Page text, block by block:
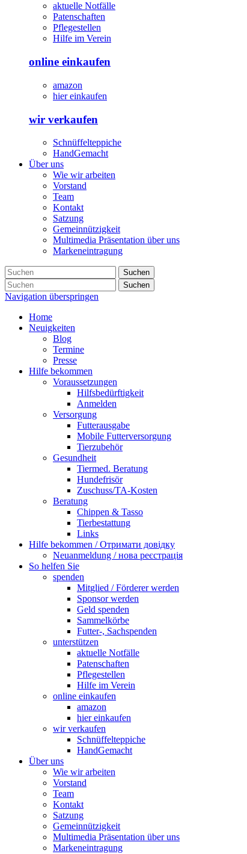
aktuelle Notfälle
Patenschaften
Pflegestellen
Hilfe im Verein
online einkaufen
amazon
hier einkaufen
wir verkaufen
Schnüffelteppiche
HandGemacht
Über uns
Wie wir arbeiten
Vorstand
Team
Kontakt
Satzung
Gemeinnützigkeit
Multimedia Präsentation über uns
Markeneintragung
Suchen
Suchen
Navigation überspringen
Home
Neuigkeiten
Blog
Termine
Presse
Hilfe bekommen
Voraussetzungen
Hilfsbedürftigkeit
Anmelden
Versorgung
Futterausgabe
Mobile Futterversorgung
Tierzubehör
Gesundheit
Tiermed. Beratung
Hundefrisör
Zuschuss/TA-Kosten
Beratung
Chippen & Tasso
Tierbestattung
Links
Hilfe bekommen / Отримати довідку
Neuanmeldung / нова реєстрація
So helfen Sie
spenden
Mitglied / Förderer werden
Sponsor werden
Geld spenden
Sammelkörbe
Futter-, Sachspenden
unterstützen
aktuelle Notfälle
Patenschaften
Pflegestellen
Hilfe im Verein
online einkaufen
amazon
hier einkaufen
wir verkaufen
Schnüffelteppiche
HandGemacht
Über uns
Wie wir arbeiten
Vorstand
Team
Kontakt
Satzung
Gemeinnützigkeit
Multimedia Präsentation über uns
Markeneintragung